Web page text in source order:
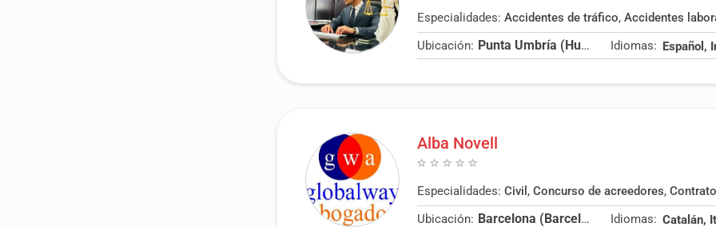
Especialidades: Accidentes de tráfico, Accidentes
Ubicación:
Punta Umbría (Huelva) Idiomas: Español,
Alba Novell
Especialidades: Civil , Concurso de acreedores,
Ubicación:
Barcelona (Barcelona) Idiomas: